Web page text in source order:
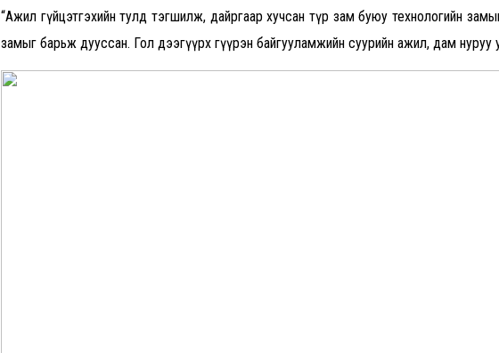
“Ажил гүйцэтгэхийн тулд тэгшилж, дайргаар хучсан түр зам буюу технологийн
замыг барьж дууссан. Гол дээгүүрх гүүрэн байгууламжийн суурийн ажил, дам нуруу